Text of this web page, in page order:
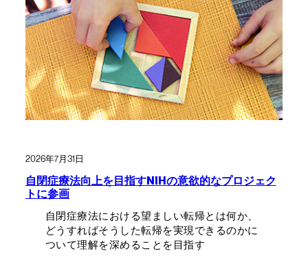
2026年7月31日
自閉症療法向上を目指すNIHの意欲的なプロジェク
トに参画
自閉症療法における望ましい転帰とは何か、
どうすればそうした転帰を実現できるのかに
ついて理解を深めることを目指す